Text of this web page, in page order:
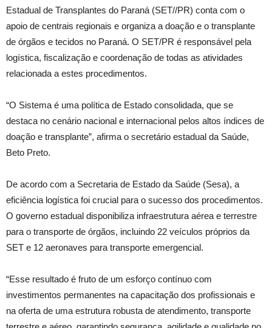
Estadual de Transplantes do Paraná (SET//PR) conta com o
apoio de centrais regionais e organiza a doação e o transplante
de órgãos e tecidos no Paraná. O SET/PR é responsável pela
logística, fiscalização e coordenação de todas as atividades
relacionada a estes procedimentos.
“O Sistema é uma política de Estado consolidada, que se
destaca no cenário nacional e internacional pelos altos índices de
doação e transplante”, afirma o secretário estadual da Saúde,
Beto Preto.
De acordo com a Secretaria de Estado da Saúde (Sesa), a
eficiência logística foi crucial para o sucesso dos procedimentos.
O governo estadual disponibiliza infraestrutura aérea e terrestre
para o transporte de órgãos, incluindo 22 veículos próprios da
SET e 12 aeronaves para transporte emergencial.
“Esse resultado é fruto de um esforço contínuo com
investimentos permanentes na capacitação dos profissionais e
na oferta de uma estrutura robusta de atendimento, transporte